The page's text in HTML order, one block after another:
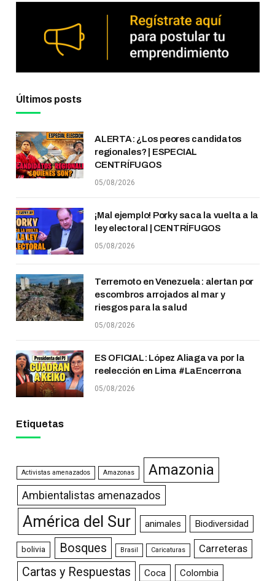
Últimos posts
ALERTA: ¿Los peores candidatos
regionales? | ESPECIAL
CENTRÍFUGOS
05/08/2026
¡Mal ejemplo! Porky saca la vuelta a la
ley electoral | CENTRÍFUGOS
05/08/2026
Terremoto en Venezuela: alertan por
escombros arrojados al mar y
riesgos para la salud
05/08/2026
ES OFICIAL: López Aliaga va por la
reelección en Lima #LaEncerrona
05/08/2026
Etiquetas
Activistas amenazados Amazonas Amazonia
Ambientalistas amenazados
América del Sur animales Biodiversidad
bolivia Bosques Brasil Caricaturas Carreteras
Cartas y Respuestas Coca Colombia